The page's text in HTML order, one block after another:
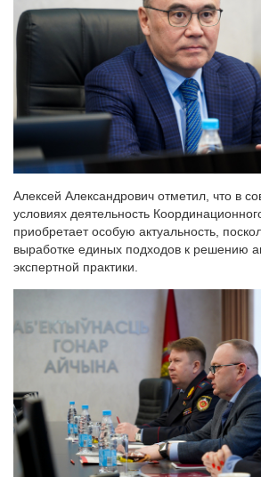
Алексей Александрович отметил, что в
условиях деятельность
приобретает особую актуальность,
выработке единых подходов к решению
экспертной практики.